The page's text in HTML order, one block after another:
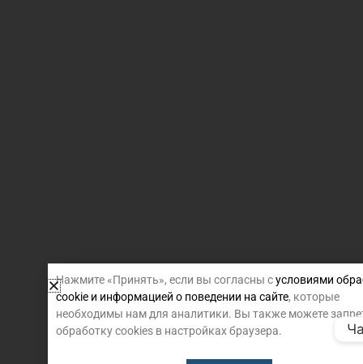
Нажмите «Принять», если вы согласны сусловиями
cookie и информацией о поведении на сайте, которые
необходимы нам для аналитики. Вы также можете
обработку cookies в настройках браузера.